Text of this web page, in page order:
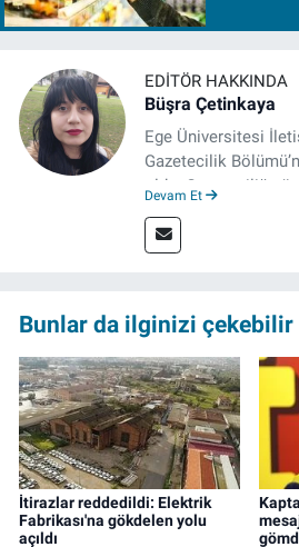
EDITÖR HAKKINDA
Büşra Çetinkaya
Ege Üniversitesi
Gazetecilik
oldu. Gazeteciliğe
Meslek hayatına
gazeteci, halen
Devam Et
Bunlar da ilginizi çekebilir
İtirazlar reddedildi: Elektrik
Fabrikası'na gökdelen yolu
açıldı